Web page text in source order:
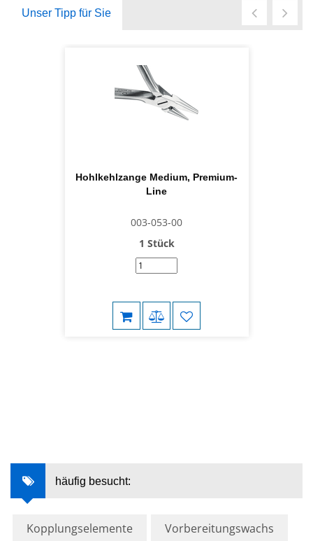
Unser Tipp für Sie
Hohlkehlzange Medium, Premium-
Line
003-053-00
1 Stück
häufig besucht:
Kopplungselemente Vorbereitungswachs